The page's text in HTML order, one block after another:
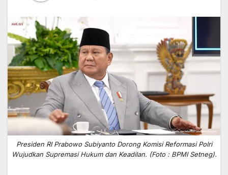
Presiden RI Prabowo Subiyanto Dorong Komisi Reformasi Polri
Wujudkan Supremasi Hukum dan Keadilan. (Foto : BPMI Setneg).